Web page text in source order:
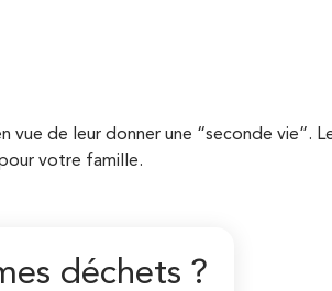
de leur donner une “seconde vie”.
votre famille.
déchets ?